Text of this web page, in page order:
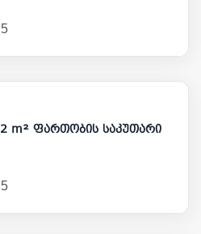
5
475 000
m² ფართობის საკუთარი
5